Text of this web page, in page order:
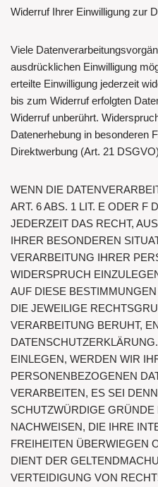
Widerruf Ihrer Einwilligung zur
Viele
ausdrücklichen Einwilligung
erteilte Einwilligung jederzeit
bis zum Widerruf erfolgten
Widerruf unberührt.
Datenerhebung in besonderen
Direktwerbung (Art. 21 DSGVO)
WENN DIE
ART. 6 ABS. 1 LIT. E ODER F
JEDERZEIT DAS RECHT,
IHRER BESONDEREN
VERARBEITUNG IHRER
WIDERSPRUCH
AUF DIESE
DIE JEWEILIGE
VERARBEITUNG BERUHT,
EINLEGEN, WERDEN WIR
PERSONENBEZOGENEN
VERARBEITEN, ES SEI
SCHUTZWÜRDIGE
NACHWEISEN, DIE IHRE
FREIHEITEN ÜBERWIEGEN
DIENT DER
VERTEIDIGUNG VON